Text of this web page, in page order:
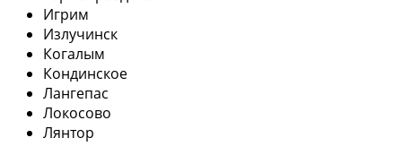
Игрим
Излучинск
Когалым
Кондинское
Лангепас
Локосово
Лянтор